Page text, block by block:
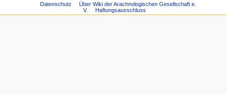
Datenschutz
Über Wiki der Arachnologischen Gesellschaft e.
V.
Haftungsausschluss